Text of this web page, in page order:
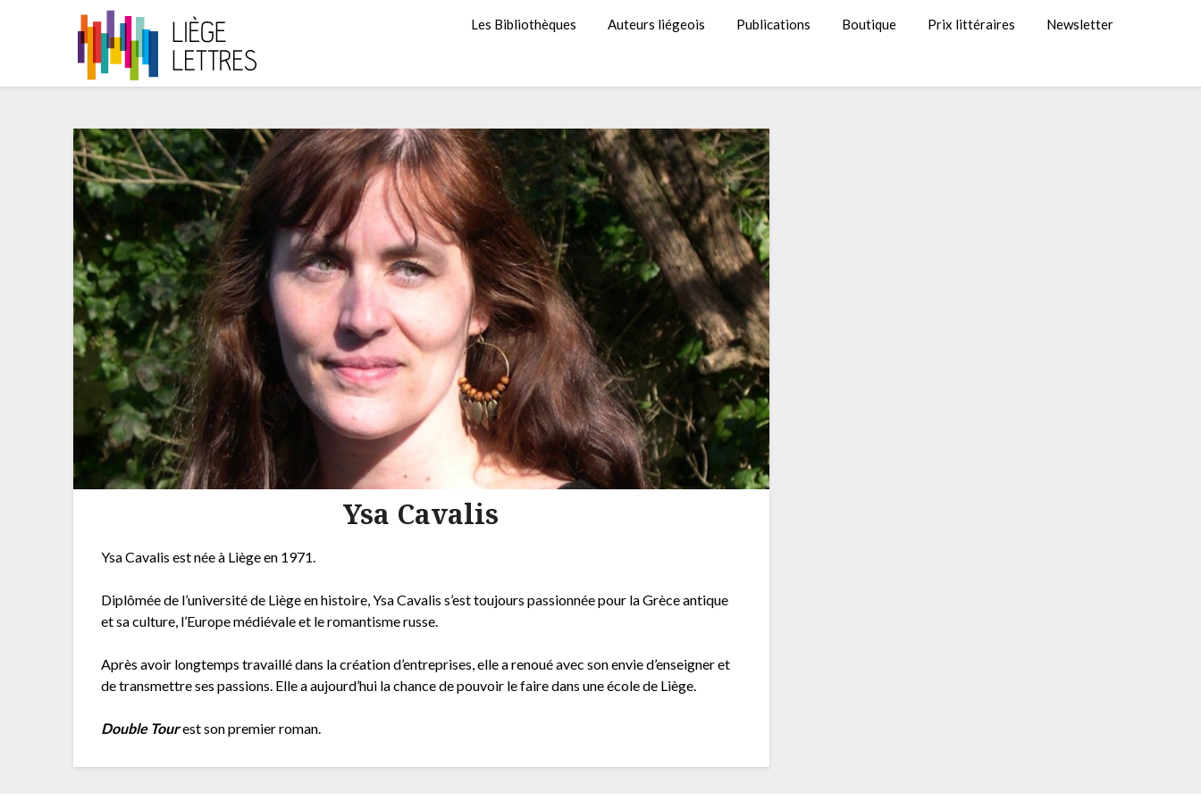
Les Bibliothèques Auteurs liégeois Publications Boutique Prix littéraires Newsletter
Ysa Cavalis
Ysa Cavalis est née à Liège en 1971.
Diplômée de l’université de Liège en histoire, Ysa Cavalis s’est toujours passionnée pour la Grèce antique
et sa culture, l’Europe médiévale et le romantisme russe.
Après avoir longtemps travaillé dans la création d’entreprises, elle a renoué avec son envie d’enseigner et
de transmettre ses passions. Elle a aujourd’hui la chance de pouvoir le faire dans une école de Liège.
Double Tourest son premier roman.